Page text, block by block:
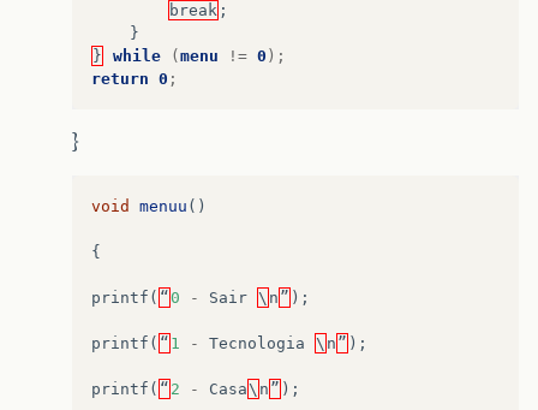
break ;
}
}
while ( menu != 0 );
return 0 ;
}
void menuu ()
{
printf ( “ 0 - Sair \ n ” );
printf ( “ 1 - Tecnologia \ n ” );
printf ( “ 2 - Casa\ n ” );